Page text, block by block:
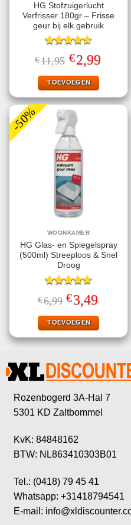
HG Stofzuigerlucht
Verfrisser 180gr – Frisse
geur bij elk gebruik
Gewaardeerd
4.57uit 5
€11,95 Oorspronkelijke
prijs
was:
€11,95.
€2,99Huidige
prijs
TOEVOEGEN
-50%
WOONKAMER
HG Glas- en Spiegelspray
(500ml) Streeploos & Snel
Droog
Gewaardeerd
4.67uit 5
€6,99 Oorspronkelijke
prijs
was:
€6,99.
€3,49
is:
€3,49.
TOEVOEGEN
Rozenbogerd 3A-Hal 7
5301 KD Zaltbommel
KvK: 84848162
BTW: NL863410303B01
Tel.: (0418) 79 45 41
Whatsapp: +31418794541
E-mail: